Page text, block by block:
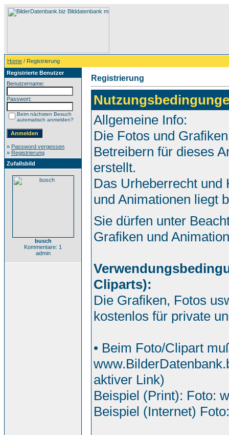
Home / Registrierung
Registrierte Benutzer
Benutzername:
Passwort:
Beim nächsten Besuch
automatisch anmelden?
» Password vergessen
» Registrierung
Zufallsbild
busch
Kommentare: 1
admin
Registrierung
Allgemeine Info:
Die Fotos und
Betreibern für dieses
erstellt.
Das Urheberrecht und
und Animationen liegt
Sie dürfen unter
Grafiken und
Cliparts):
Die Grafiken, Fotos
kostenlos für private
• Beim Foto/Clipart
aktiver Link)
Beispiel (Print): Foto:
Beispiel (Internet)